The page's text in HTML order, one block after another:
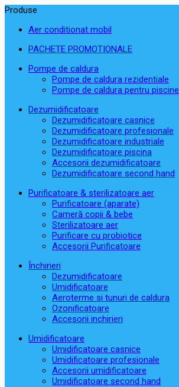
Produse
Aer conditionat mobil
PACHETE PROMOTIONALE
Pompe de caldura
Pompe de caldura rezidentiale
Pompe de caldura pentru piscine
Dezumidificatoare
Dezumidificatoare casnice
Dezumidificatoare profesionale
Dezumidificatoare industriale
Dezumidificatoare piscina
Accesorii dezumidificatoare
Dezumidificatoare second hand
Purificatoare & sterilizatoare aer
Purificatoare (aparate)
Cameră copii & bebe
Sterilizatoare aer
Purificare cu probiotice
Accesorii Purificatoare
Închirieri
Dezumidificatoare
Umidificatoare
Aeroterme si tunuri de caldura
Ozonificatoare
Accesorii inchirieri
Umidificatoare
Umidificatoare casnice
Umidificatoare profesionale
Accesorii umidificatoare
Umidificatoare second hand